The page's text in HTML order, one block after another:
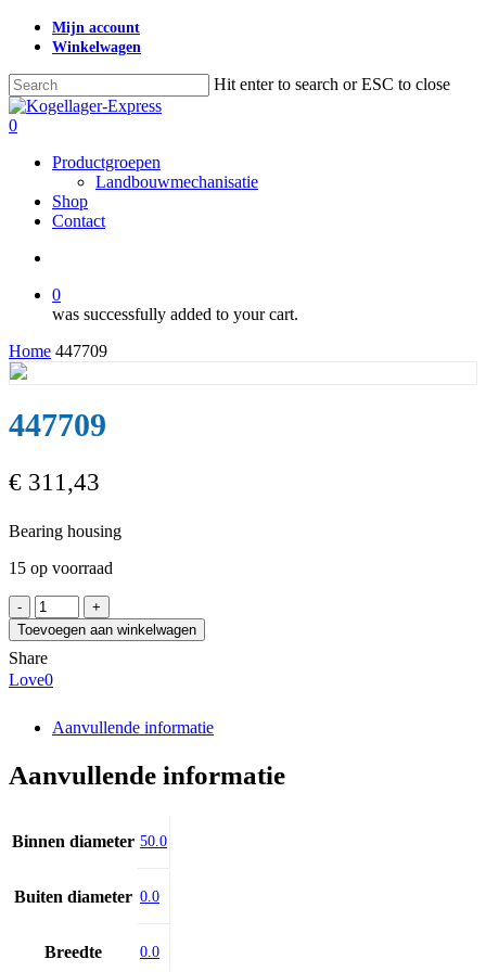
Skip
content
Mijn account
Winkelwagen
Hit enter to search or ESC to close
Close
Search
search
0
Productgroepen
Landbouwmechanisatie
Shop
Contact
0
was successfully added to your cart.
Home 447709
447709
€ 311,43
Bearing housing
15 op voorraad
447709
aantal
Toevoegen aan winkelwagen
Share
Love0
Aanvullende informatie
Aanvullende informatie
Binnen diameter 50.0
Buiten diameter 0.0
Breedte 0.0